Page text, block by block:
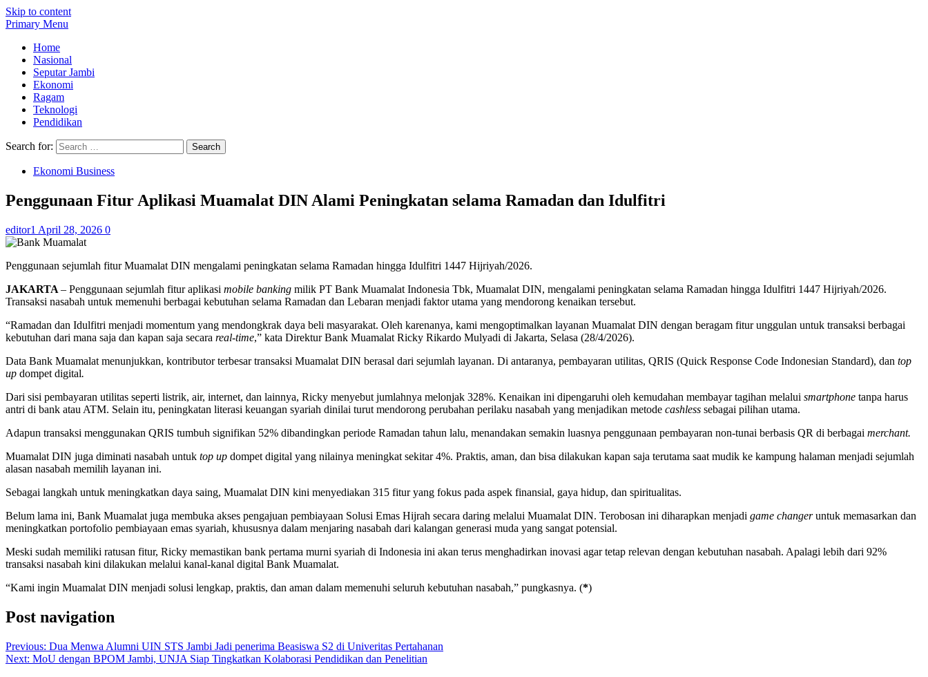
Skip to content
Primary Menu
Home
Nasional
Seputar Jambi
Ekonomi
Ragam
Teknologi
Pendidikan
Search for:
Ekonomi Business
Penggunaan Fitur Aplikasi Muamalat DIN Alami Peningkatan selama Ramadan dan Idulfitri
editor1 April 28, 2026 0
Penggunaan sejumlah fitur Muamalat DIN mengalami peningkatan selama Ramadan hingga Idulfitri 1447 Hijriyah/2026.
JAKARTA – Penggunaan sejumlah fitur aplikasi mobile banking milik PT Bank Muamalat Indonesia Tbk, Muamalat DIN, mengalami peningkatan selama Ramadan hingga Idulfitri 1447 Hijriyah/2026.
Transaksi nasabah untuk memenuhi berbagai kebutuhan selama Ramadan dan Lebaran menjadi faktor utama yang mendorong kenaikan tersebut.
“Ramadan dan Idulfitri menjadi momentum yang mendongkrak daya beli masyarakat. Oleh karenanya, kami mengoptimalkan layanan Muamalat DIN dengan beragam fitur unggulan untuk transaksi berbagai
kebutuhan dari mana saja dan kapan saja secara real-time,” kata Direktur Bank Muamalat Ricky Rikardo Mulyadi di Jakarta, Selasa (28/4/2026).
Data Bank Muamalat menunjukkan, kontributor terbesar transaksi Muamalat DIN berasal dari sejumlah layanan. Di antaranya, pembayaran utilitas, QRIS (Quick Response Code Indonesian Standard), dan top
up dompet digital.
Dari sisi pembayaran utilitas seperti listrik, air, internet, dan lainnya, Ricky menyebut jumlahnya melonjak 328%. Kenaikan ini dipengaruhi oleh kemudahan membayar tagihan melalui smartphone tanpa harus
antri di bank atau ATM. Selain itu, peningkatan literasi keuangan syariah dinilai turut mendorong perubahan perilaku nasabah yang menjadikan metode cashless sebagai pilihan utama.
Adapun transaksi menggunakan QRIS tumbuh signifikan 52% dibandingkan periode Ramadan tahun lalu, menandakan semakin luasnya penggunaan pembayaran non-tunai berbasis QR di berbagai merchant.
Muamalat DIN juga diminati nasabah untuk top up dompet digital yang nilainya meningkat sekitar 4%. Praktis, aman, dan bisa dilakukan kapan saja terutama saat mudik ke kampung halaman menjadi sejumlah
alasan nasabah memilih layanan ini.
Sebagai langkah untuk meningkatkan daya saing, Muamalat DIN kini menyediakan 315 fitur yang fokus pada aspek finansial, gaya hidup, dan spiritualitas.
Belum lama ini, Bank Muamalat juga membuka akses pengajuan pembiayaan Solusi Emas Hijrah secara daring melalui Muamalat DIN. Terobosan ini diharapkan menjadi game changeruntuk memasarkan dan
meningkatkan portofolio pembiayaan emas syariah, khususnya dalam menjaring nasabah dari kalangan generasi muda yang sangat potensial.
Meski sudah memiliki ratusan fitur, Ricky memastikan bank pertama murni syariah di Indonesia ini akan terus menghadirkan inovasi agar tetap relevan dengan kebutuhan nasabah. Apalagi lebih dari 92%
transaksi nasabah kini dilakukan melalui kanal-kanal digital Bank Muamalat.
“Kami ingin Muamalat DIN menjadi solusi lengkap, praktis, dan aman dalam memenuhi seluruh kebutuhan nasabah,” pungkasnya. (*)
Post navigation
Previous: Dua Menwa Alumni UIN STS Jambi Jadi penerima Beasiswa S2 di Univeritas Pertahanan
Next: MoU dengan BPOM Jambi, UNJA Siap Tingkatkan Kolaborasi Pendidikan dan Penelitian